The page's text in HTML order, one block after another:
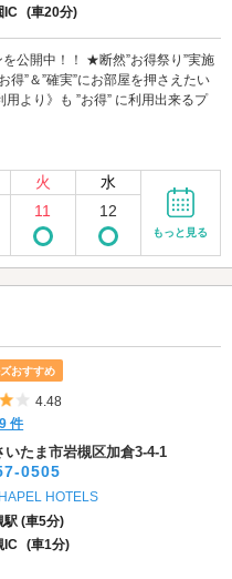
IC (車20分)
公開中！！ ★断然”お得祭り”実施
”＆”確実”にお部屋を押さえたい
より》も ”お得” に利用出来るプ
火 水
11 12
もっと見る
おすすめ
5つ星のうち4
4.48
件
いたま市岩槻区加倉3-4-1
0505
HOTELS
駅 (車5分)
IC (車1分)